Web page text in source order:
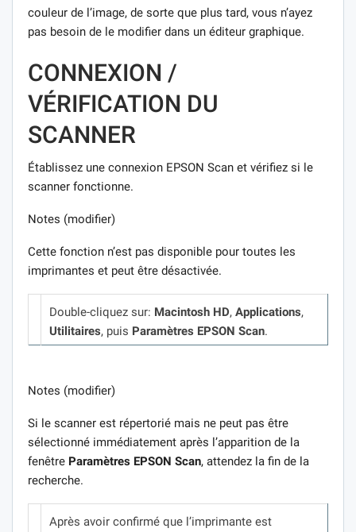
couleur de l’image, de sorte que plus tard, vous n’ayez
pas besoin de le modifier dans un éditeur graphique.
CONNEXION /
VÉRIFICATION DU
SCANNER
Établissez une connexion EPSON Scan et vérifiez si le
scanner fonctionne.
Notes (modifier)
Cette fonction n’est pas disponible pour toutes les
imprimantes et peut être désactivée.
Double-cliquez sur: Macintosh HD, Applications,
Utilitaires, puis Paramètres EPSON Scan.
Notes (modifier)
Si le scanner est répertorié mais ne peut pas être
sélectionné immédiatement après l’apparition de la
fenêtre Paramètres EPSON Scan, attendez la fin de la
recherche.
Après avoir confirmé que l’imprimante est